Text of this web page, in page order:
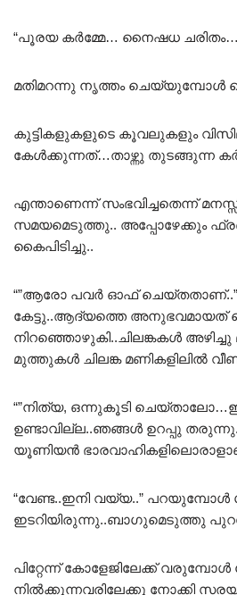
“പൂരയ കർമ്മേ… നൈഷധ
മതിമറന്നു നൃത്തം ചെയ്യുമ്പോൾ
കുട്ടികളുകളുടെ കൂവലുകളും
കേൾക്കുന്നത്…താഴ്ന്നു തുടങ്ങുന്ന
എന്താണെന്ന് സംഭവിച്ചതെന്ന്
സമയമെടുത്തു.. അപ്പോഴേക്കും
കൈപിടിച്ചു..
“”ആരോ പവർ ഓഫ്
കേട്ടു..ആദ്യത്തെ അനുഭവമായത്
നിറഞ്ഞൊഴുകി..ചിലങ്കകൾ അഴിച്ചു
മുത്തുകൾ ചിലങ്ക മണികളിലിൽ
“”നിത്യ, ഒന്നുകൂടി
ഉണ്ടാവില്ല..ഞങ്ങൾ ഉറപ്പു
യൂണിയൻ
“വേണ്ട..ഇനി വയ്യ..” പറയുമ്പോൾ
ഇടറിയിരുന്നു..ബാഗുമെടുത്തു
പിറ്റേന്ന് കോളേജിലേക്ക് വരുമ്പോൾ
നിൽക്കുന്നവരിലേക്കു നോക്കി